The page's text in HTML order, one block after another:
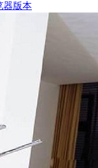
器版本